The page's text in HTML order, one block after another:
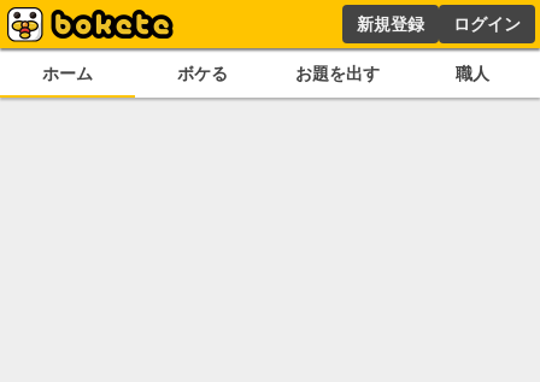
新規登録 ログイン
ホーム ボケる お題を出す 職人